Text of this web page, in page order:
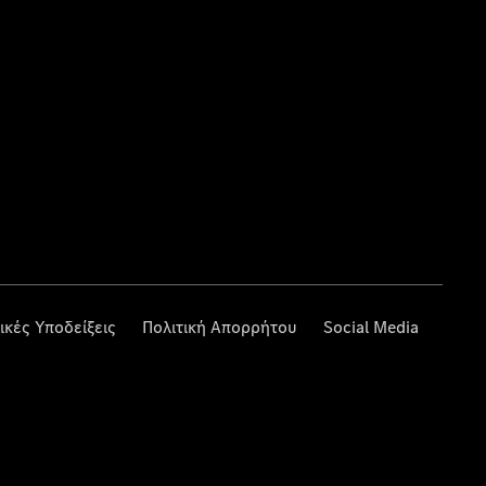
Υποδείξεις Πολιτική Απορρήτου Social Media